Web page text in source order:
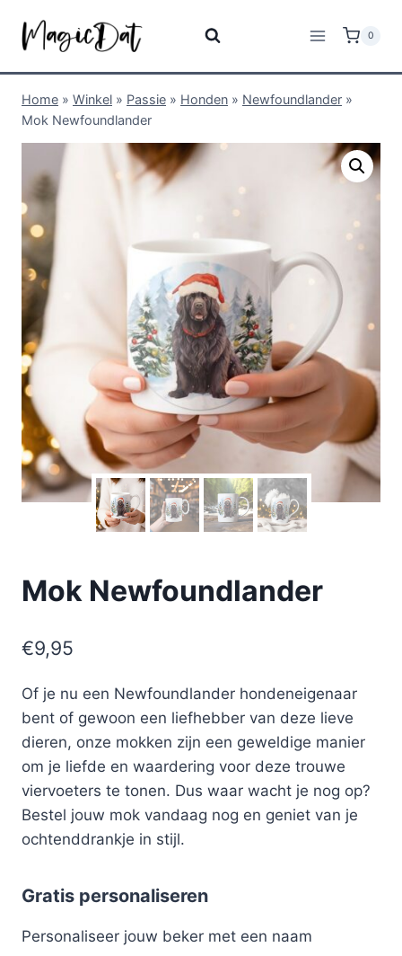
0
Home » Winkel » Passie » Honden » Newfoundlander »
Mok Newfoundlander
Mok Newfoundlander
€9,95
Of je nu een Newfoundlander hondeneigenaar
bent of gewoon een liefhebber van deze lieve
dieren, onze mokken zijn een geweldige manier
om je liefde en waardering voor deze trouwe
viervoeters te tonen. Dus waar wacht je nog op?
Bestel jouw mok vandaag nog en geniet van je
ochtenddrankje in stijl.
Gratis personaliseren
Personaliseer jouw beker met een naam